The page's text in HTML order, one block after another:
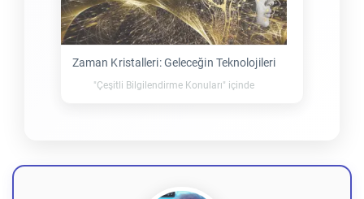
Zaman Kristalleri: Geleceğin Teknolojileri
"Çeşitli Bilgilendirme Konuları" içinde